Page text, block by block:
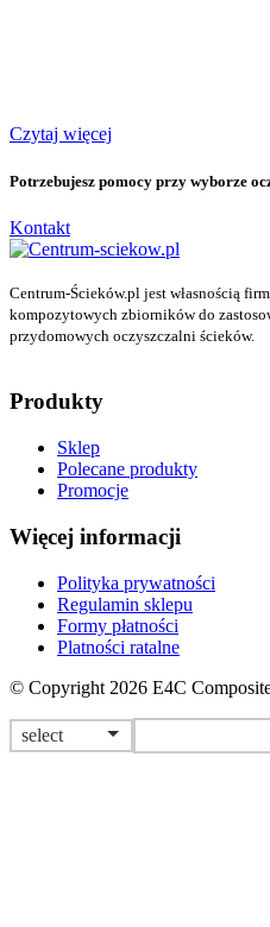
Czytaj więcej
Potrzebujesz pomocy przy wyborze
Kontakt
Centrum-Ścieków.pl jest własnością
kompozytowych zbiorników do
przydomowych oczyszczalni ścieków.
Produkty
Sklep
Polecane produkty
Promocje
Więcej informacji
Polityka prywatności
Regulamin sklepu
Formy płatności
Platności ratalne
© Copyright 2026 E4C